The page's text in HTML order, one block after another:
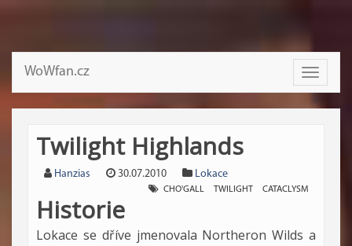
Toggle
WoWfan.cz
Twilight Highlands
Hanzias 30.07.2010 Lokace
CHO'GALL TWILIGHT CATACLYSM
Historie
Lokace se dříve jmenovala Northeron Wilds a